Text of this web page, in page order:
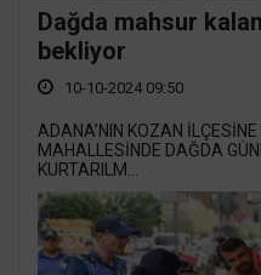
Dağda mahsur
bekliyor
10-10-2024 09:50
ADANA’NIN KOZAN İLÇESİNE
MAHALLESİNDE DAĞDA
KURTARILM...